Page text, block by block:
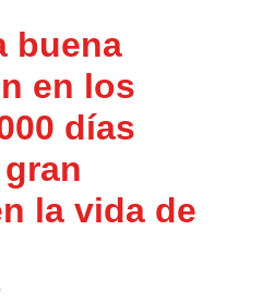
buena
en los
días
la vida de